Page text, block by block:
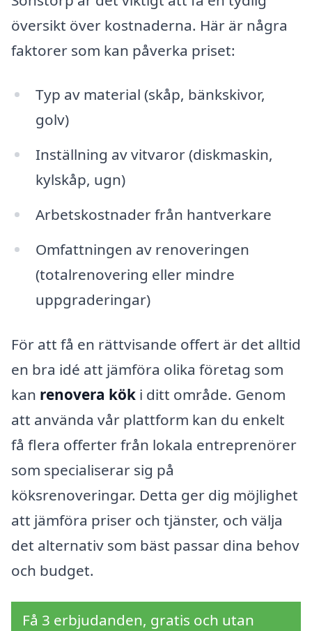
översikt över kostnaderna. Här är några
faktorer som kan påverka priset:
Typ av material (skåp, bänkskivor,
golv)
Inställning av vitvaror (diskmaskin,
kylskåp, ugn)
Arbetskostnader från hantverkare
Omfattningen av renoveringen
(totalrenovering eller mindre
uppgraderingar)
För att få en rättvisande offert är det alltid
en bra idé att jämföra olika företag som
kan renovera kök i ditt område. Genom
att använda vår plattform kan du enkelt
få flera offerter från lokala entreprenörer
som specialiserar sig på
köksrenoveringar. Detta ger dig möjlighet
att jämföra priser och tjänster, och välja
det alternativ som bäst passar dina behov
och budget.
Få 3 erbjudanden, gratis och utan